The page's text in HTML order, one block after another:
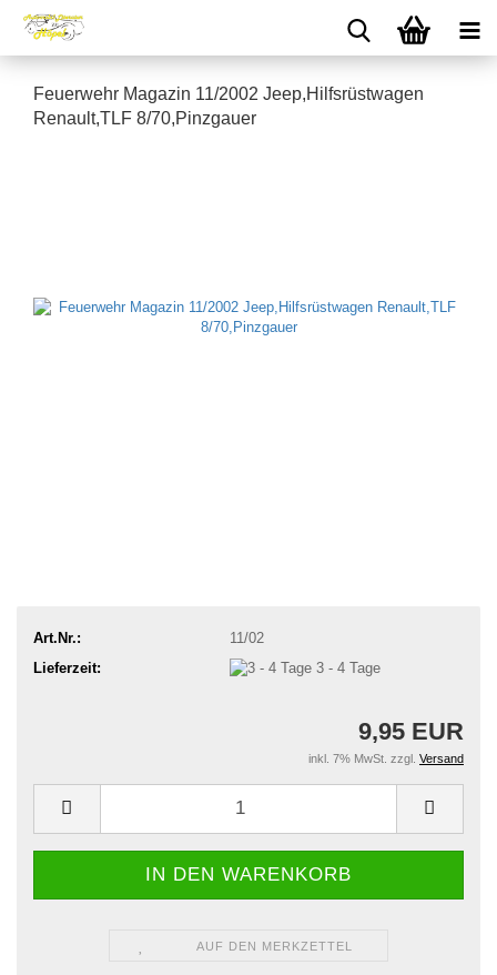
Feuerwehr Magazin 11/2002 Jeep,Hilfsrüstwagen
Renault,TLF 8/70,Pinzgauer
Art.Nr.:
11/02
Lieferzeit:
3 - 4 Tage
9,95 EUR
inkl. 7% MwSt. zzgl. Versand
AUF DEN MERKZETTEL